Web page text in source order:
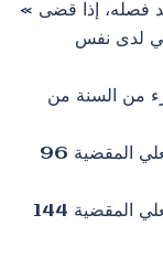
« تستحق العاملة أو العامل المنزلي تعويضا عند فصله، إذا قضى
لدى نفس
من السنة من
96 ساعة من الأجر، فيما يخص فترة الشغل الفعلي المقضية
144 ساعة من الأجر، فيما يخص فترة الشغل الفعلي المقضية